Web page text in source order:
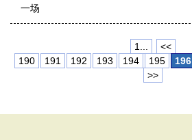
一场
1...
<<
190
191 192 193 194 195 196
>>